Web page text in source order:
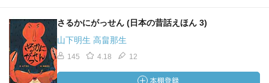
さるかにがっせん (日本の昔話えほん 3)
山下明生 高畠那生
145 4.18 12